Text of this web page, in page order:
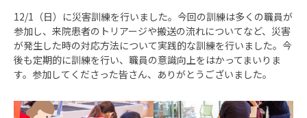
12/1（日）に災害訓練を行いました。今回の訓練は多くの職員が
参加し、来院患者のトリアージや搬送の流れについてなど、災害
が発生した時の対応方法について実践的な訓練を行いました。今
後も定期的に訓練を行い、職員の意識向上をはかってまいりま
す。参加してくださった皆さん、ありがとうございました。